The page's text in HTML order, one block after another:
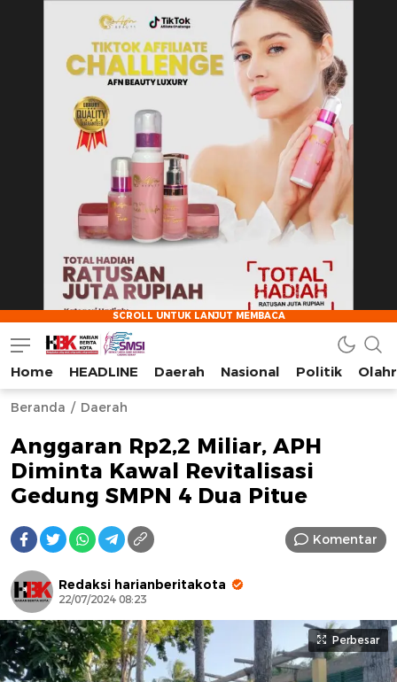
HarianBeritaKota
Mengabarkan Setiap Detil, Sudut, dan Cerita Kota
Home HEADLINE Daerah Nasional Politik
Beranda Daerah
Anggaran Rp2,2 Miliar, APH
Diminta Kawal Revitalisasi
Gedung SMPN 4 Dua Pitue
Komentar
Redaksi harianberitakota
22/07/2024 08:23
Perbesar